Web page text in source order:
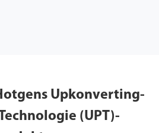
Upkonverting-
(UPT)-